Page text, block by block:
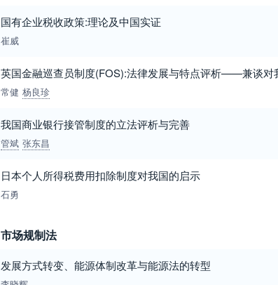
国有企业税收政策:理论及中国实证
崔威
英国金融巡查员制度(FOS):法律发展与特点评析——兼谈对
常健 杨良珍
我国商业银行接管制度的立法评析与完善
管斌 张东昌
日本个人所得税费用扣除制度对我国的启示
石勇
市场规制法
发展方式转变、能源体制改革与能源法的转型